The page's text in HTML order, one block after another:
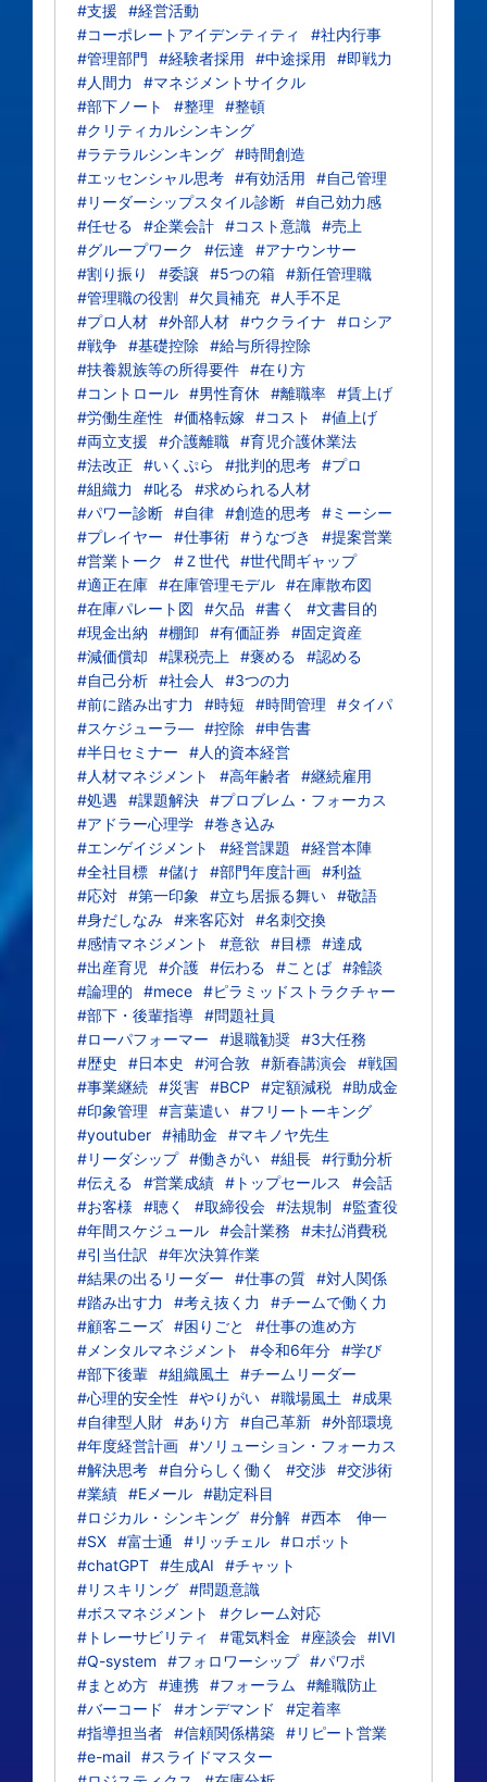
#支援
#経営活動
#コーポレートアイデンティティ
#社内行事
#管理部門
#経験者採用 #中途採用
#即戦力
#人間力
#マネジメントサイクル
#部下ノート
#整理
#整頓
#クリティカルシンキング
#ラテラルシンキング #時間創造
#エッセンシャル思考 #有効活用
#自己管理
#リーダーシップスタイル診断 #自己効力感
#任せる
#企業会計 #コスト意識 #売上
#グループワーク
#伝達
#アナウンサー
#割り振り
#委譲 #5つの箱 #新任管理職
#管理職の役割 #欠員補充 #人手不足
#プロ人材 #外部人材 #ウクライナ
#ロシア
#戦争 #基礎控除
#給与所得控除
#扶養親族等の所得要件 #在り方
#コントロール #男性育休 #離職率 #賃上げ
#労働生産性
#価格転嫁 #コスト
#値上げ
#両立支援
#介護離職 #育児介護休業法
#法改正
#いくぷら #批判的思考 #プロ
#組織力
#叱る
#求められる人材
#パワー診断 #自律 #創造的思考 #ミーシー
#プレイヤー
#仕事術 #うなづき
#提案営業
#営業トーク
#Ｚ世代 #世代間ギャップ
#適正在庫 #在庫管理モデル #在庫散布図
#在庫パレート図
#欠品 #書く
#文書目的
#現金出納
#棚卸 #有価証券
#固定資産
#減価償却
#課税売上 #褒める
#認める
#自己分析 #社会人
#3つの力
#前に踏み出す力
#時短 #時間管理
#タイパ
#スケジューラ― #控除
#申告書
#半日セミナー
#人的資本経営
#人材マネジメント
#高年齢者 #継続雇用
#処遇
#課題解決 #プロブレム・フォーカス
#アドラー心理学 #巻き込み
#エンゲイジメント
#経営課題
#経営本陣
#全社目標 #儲け #部門年度計画 #利益
#応対 #第一印象 #立ち居振る舞い #敬語
#身だしなみ #来客応対 #名刺交換
#感情マネジメント
#意欲 #目標 #達成
#出産育児
#介護 #伝わる #ことば #雑談
#論理的
#mece #ピラミッドストラクチャー
#部下・後輩指導 #問題社員
#ローパフォーマー
#退職勧奨 #3大任務
#歴史
#日本史 #河合敦 #新春講演会 #戦国
#事業継続 #災害 #BCP #定額減税 #助成金
#印象管理
#言葉遣い #フリートーキング
#youtuber #補助金
#マキノヤ先生
#リーダシップ #働きがい #組長 #行動分析
#伝える
#営業成績 #トップセールス
#会話
#お客様
#聴く #取締役会 #法規制
#監査役
#年間スケジュール #会計業務
#未払消費税
#引当仕訳
#年次決算作業
#結果の出るリーダー
#仕事の質 #対人関係
#踏み出す力
#考え抜く力
#チームで働く力
#顧客ニーズ #困りごと
#仕事の進め方
#メンタルマネジメント
#令和6年分 #学び
#部下後輩 #組織風土
#チームリーダー
#心理的安全性
#やりがい #職場風土
#成果
#自律型人財 #あり方 #自己革新 #外部環境
#年度経営計画 #ソリューション・フォーカス
#解決思考 #自分らしく働く #交渉 #交渉術
#業績 #Eメール #勘定科目
#ロジカル・シンキング #分解 #西本 伸一
#SX #富士通 #リッチェル #ロボット
#chatGPT #生成AI
#チャット
#リスキリング #問題意識
#ボスマネジメント
#クレーム対応
#トレーサビリティ
#電気料金 #座談会 #IVI
#Q-system
#フォロワーシップ #パワポ
#まとめ方 #連携 #フォーラム
#離職防止
#バーコード
#オンデマンド
#定着率
#指導担当者 #信頼関係構築 #リピート営業
#e-mail #スライドマスター